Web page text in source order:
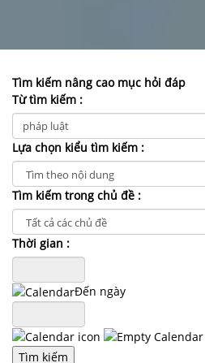
TỤC
ĐẤT
VĂN
BẢN
-
BIỂU
MẪU
LIÊN
HỆ
Tìm kiếm nâng cao mục hỏi đáp
Từ tìm kiếm :
Lựa chọn kiểu tìm kiếm :
Tìm kiếm trong chủ đề :
Thời gian :
Đến ngày